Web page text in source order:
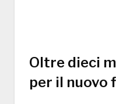
Oltre dieci
per il nuovo